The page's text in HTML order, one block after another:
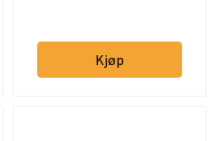
Kjøp